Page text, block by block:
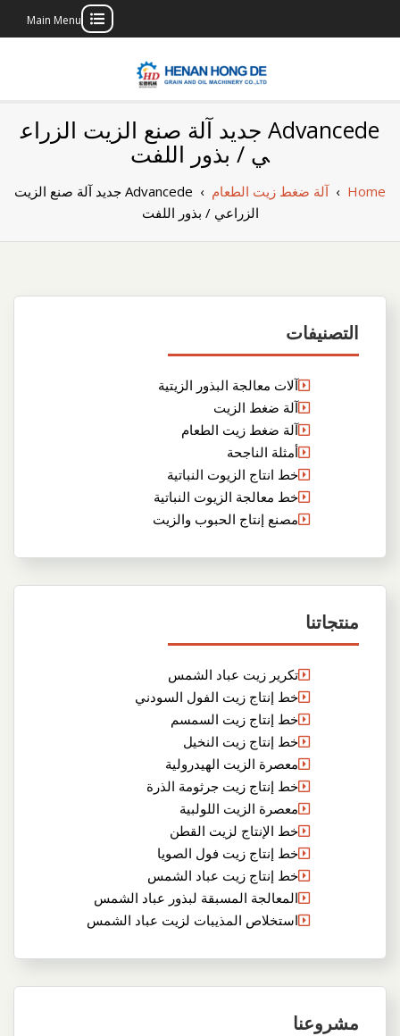
Main Menu
بناء مصنع إنتاج
الزيوت النباتية
الخاص بك
Advancede جديد آلة صنع الزيت الزراع
ي / بذور اللفت
Home
›آلة ضغط زيت الطعام ›
Advancede جديد آلة صنع الزيت
الزراعي / بذور اللفت
التصنيفات
آلات معالجة البذور الزيتية
آلة ضغط الزيت
آلة ضغط زيت الطعام
أمثلة الناجحة
خط انتاج الزيوت النباتية
خط معالجة الزيوت النباتية
مصنع إنتاج الحبوب والزيت
منتجاتنا
تكرير زيت عباد الشمس
خط إنتاج زيت الفول السودني
خط إنتاج زيت السمسم
خط إنتاج زيت النخيل
معصرة الزيت الهيدرولية
خط إنتاج زيت جرثومة الذرة
معصرة الزيت اللولبية
خط الإنتاج لزيت القطن
خط إنتاج زيت فول الصويا
خط إنتاج زيت عباد الشمس
المعالجة المسبقة لبذور عباد الشمس
استخلاص المذيبات لزيت عباد الشمس
مشروعنا